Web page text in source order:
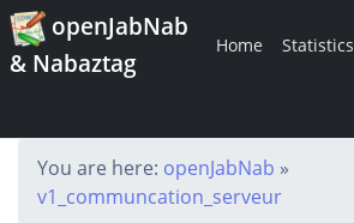
openJabNab
& Nabaztag
Home Statistics
You are here: openJabNab »
v1_communcation_serveur